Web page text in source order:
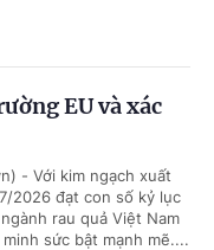
EU và xác
- Với kim ngạch xuất
2026 đạt con số kỷ lục
ngành rau quả Việt Nam
sức bật mạnh mẽ....